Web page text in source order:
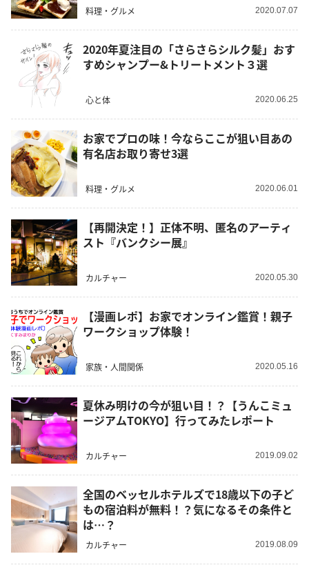
料理・グルメ 2020.07.07
2020年夏注目の「さらさらシルク髪」おす
すめシャンプー&トリートメント３選
心と体 2020.06.25
お家でプロの味！今ならここが狙い目あの
有名店お取り寄せ3選
料理・グルメ 2020.06.01
【再開決定！】正体不明、匿名のアーティ
スト『バンクシー展』
カルチャー 2020.05.30
【漫画レポ】お家でオンライン鑑賞！親子
ワークショップ体験！
家族・人間関係 2020.05.16
夏休み明けの今が狙い目！？【うんこミュ
ージアムTOKYO】行ってみたレポート
カルチャー 2019.09.02
全国のベッセルホテルズで18歳以下の子ど
もの宿泊料が無料！？気になるその条件と
は…？
カルチャー 2019.08.09